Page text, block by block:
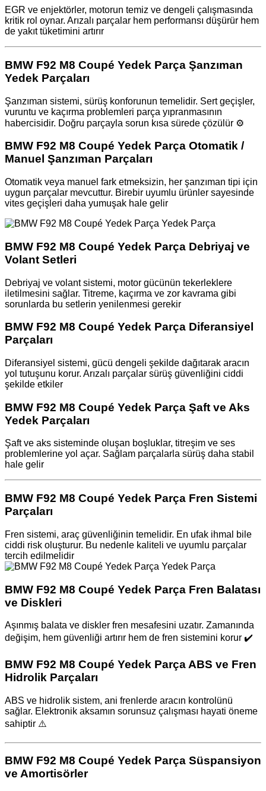
EGR ve enjektörler, motorun temiz ve dengeli çalışmasında
kritik rol oynar. Arızalı parçalar hem performansı düşürür hem
de yakıt tüketimini artırır
BMW F92 M8 Coupé Yedek Parça Şanzıman
Yedek Parçaları
Şanzıman sistemi, sürüş konforunun temelidir. Sert geçişler,
vuruntu ve kaçırma problemleri parça yıpranmasının
habercisidir. Doğru parçayla sorun kısa sürede çözülür ⚙️
BMW F92 M8 Coupé Yedek Parça Otomatik /
Manuel Şanzıman Parçaları
Otomatik veya manuel fark etmeksizin, her şanzıman tipi için
uygun parçalar mevcuttur. Birebir uyumlu ürünler sayesinde
vites geçişleri daha yumuşak hale gelir ️
BMW F92 M8 Coupé Yedek Parça Debriyaj ve
Volant Setleri
Debriyaj ve volant sistemi, motor gücünün tekerleklere
iletilmesini sağlar. Titreme, kaçırma ve zor kavrama gibi
sorunlarda bu setlerin yenilenmesi gerekir
BMW F92 M8 Coupé Yedek Parça Diferansiyel
Parçaları
Diferansiyel sistemi, gücü dengeli şekilde dağıtarak aracın
yol tutuşunu korur. Arızalı parçalar sürüş güvenliğini ciddi
şekilde etkiler
BMW F92 M8 Coupé Yedek Parça Şaft ve Aks
Yedek Parçaları
Şaft ve aks sisteminde oluşan boşluklar, titreşim ve ses
problemlerine yol açar. Sağlam parçalarla sürüş daha stabil
hale gelir
BMW F92 M8 Coupé Yedek Parça Fren Sistemi
Parçaları
Fren sistemi, araç güvenliğinin temelidir. En ufak ihmal bile
ciddi risk oluşturur. Bu nedenle kaliteli ve uyumlu parçalar
tercih edilmelidir
BMW F92 M8 Coupé Yedek Parça Fren Balatası
ve Diskleri
Aşınmış balata ve diskler fren mesafesini uzatır. Zamanında
değişim, hem güvenliği artırır hem de fren sistemini korur ✔️
BMW F92 M8 Coupé Yedek Parça ABS ve Fren
Hidrolik Parçaları
ABS ve hidrolik sistem, ani frenlerde aracın kontrolünü
sağlar. Elektronik aksamın sorunsuz çalışması hayati öneme
sahiptir ⚠️
BMW F92 M8 Coupé Yedek Parça Süspansiyon
ve Amortisörler